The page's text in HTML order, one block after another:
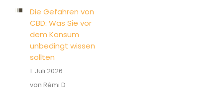
Die Gefahren von
CBD: Was Sie vor
dem Konsum
unbedingt wissen
sollten
1. Juli 2026
von Rémi D